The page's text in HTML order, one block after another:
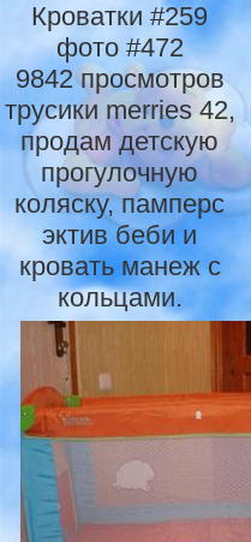
Кроватки #259
фото #472
9842 просмотров
трусики merries 42,
продам детскую
прогулочную
коляску, памперс
эктив беби и
кровать манеж с
кольцами.